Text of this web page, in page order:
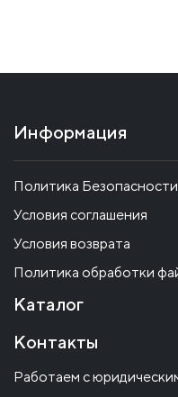
Информация
Политика Безопасности
Условия соглашения
Условия возврата
Политика обработки
Каталог
Контакты
Работаем с